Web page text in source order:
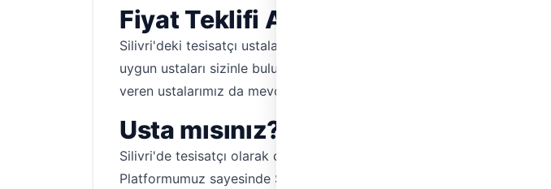
Fiyat Teklifi Almak ve Usta Ne
Silivri'deki tesisatçı ustalarımızdan fiyat teklifi almak çok kolay.
uygun ustaları sizinle buluşturalım. Usta, genellikle aynı gün içinde
veren ustalarımız da mevcuttur. Fiyatlar, işin kapsamına ve
Usta mısınız? Silivri'de İşinizi
Silivri'de tesisatçı olarak çalışıyorsanız ve daha fazla müşteriye
Platformumuz sayesinde Silivri ve çevresindeki potansiyel müşterilere